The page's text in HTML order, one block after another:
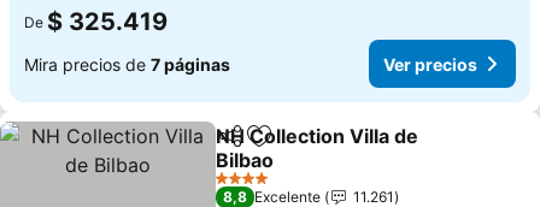
De $ 325.419
Mira precios de 7 páginas Ver precios
CompartirAgregar a favoritos
NH Collection Villa de
Bilbao
Ver precios
4 Estrellas
8,8 Excelente
11.261